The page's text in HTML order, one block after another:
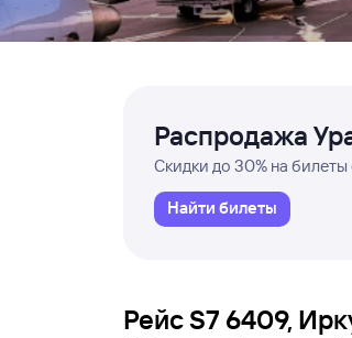
Распродажа
Скидки до 30% на билеты
Найти билеты
Рейс S7 6409,